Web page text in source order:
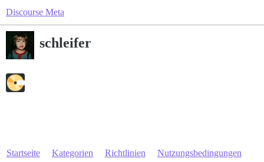
Discourse Meta
schleifer
Startseite Kategorien Richtlinien Nutzungsbedingungen